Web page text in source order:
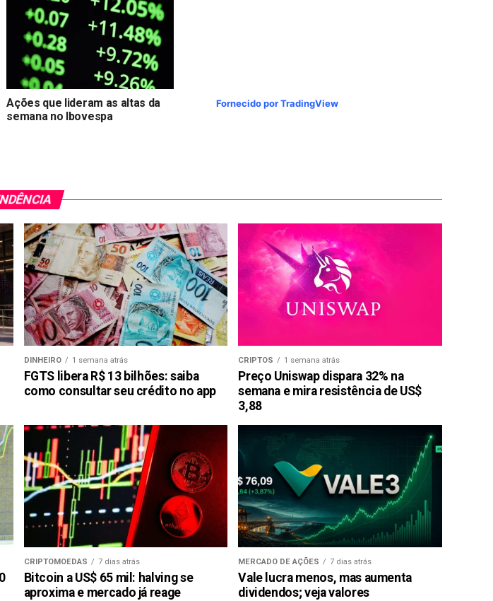
Ações que lideram as altas da
semana no Ibovespa
Fornecido por TradingView
DINHEIRO 1 semana atrás
FGTS libera R$ 13 bilhões: saiba
como consultar seu crédito no app
CRIPTOS 1 semana atrás
Preço Uniswap dispara 32% na
semana e mira resistência de US$
3,88
CRIPTOMOEDAS 7 dias atrás
Bitcoin a US$ 65 mil: halving se
aproxima e mercado já reage
MERCADO DE AÇÕES 7 dias atrás
Vale lucra menos, mas aumenta
dividendos; veja valores